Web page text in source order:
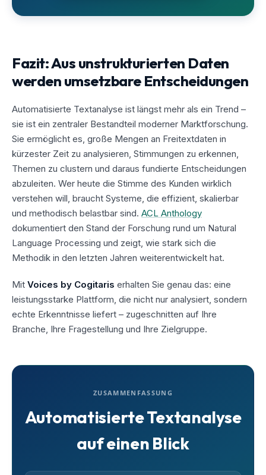
Fazit: Aus unstrukturierten Daten
werden umsetzbare Entscheidungen
Automatisierte Textanalyse ist längst mehr als ein Trend –
sie ist ein zentraler Bestandteil moderner Marktforschung.
Sie ermöglicht es, große Mengen an Freitextdaten in
kürzester Zeit zu analysieren, Stimmungen zu erkennen,
Themen zu clustern und daraus fundierte Entscheidungen
abzuleiten. Wer heute die Stimme des Kunden wirklich
verstehen will, braucht Systeme, die effizient, skalierbar
und methodisch belastbar sind. ACL Anthology
dokumentiert den Stand der Forschung rund um Natural
Language Processing und zeigt, wie stark sich die
Methodik in den letzten Jahren weiterentwickelt hat.
Mit Voices by Cogitaris erhalten Sie genau das: eine
leistungsstarke Plattform, die nicht nur analysiert, sondern
echte Erkenntnisse liefert – zugeschnitten auf Ihre
Branche, Ihre Fragestellung und Ihre Zielgruppe.
ZUSAMMENFASSUNG
Automatisierte Textanalyse
auf einen Blick